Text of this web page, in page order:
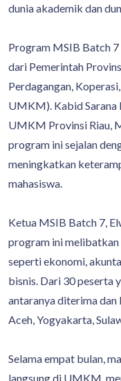
dunia akademik dan
Program MSIB Batch 7
dari Pemerintah
Perdagangan,
UMKM). Kabid Sarana
UMKM Provinsi Riau,
program ini sejalan
meningkatkan
mahasiswa.
Ketua MSIB Batch 7,
program ini melibatkan
seperti ekonomi,
bisnis. Dari 30 peserta
antaranya diterima
Aceh, Yogyakarta,
Selama empat bulan,
langsung di UMKM,